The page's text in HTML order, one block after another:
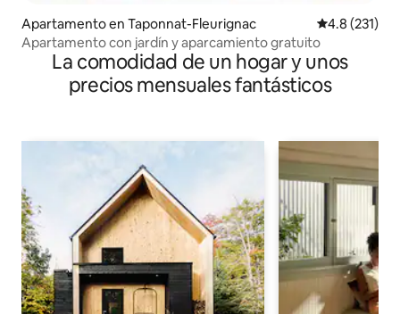
Apartamento en Taponnat-Fleurignac Calificación
4.8 (231)
Apartamento con jardín y aparcamiento gratuito
La comodidad de un hogar y unos
precios mensuales fantásticos